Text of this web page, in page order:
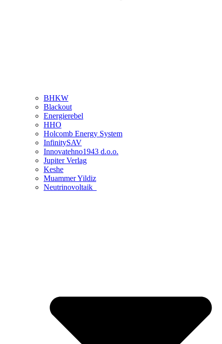
BHKW
Blackout
Energierebel
HHO
Holcomb Energy System
InfinitySAV
Innovatehno1943 d.o.o.
Jupiter Verlag
Keshe
Muammer Yildiz
Neutrinovoltaik